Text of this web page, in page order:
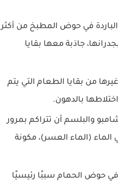
في حوض المطبخ من أكثر
جاذبة معها بقايا
من بقايا الطعام التي يتم
بالدهون.
والبلسم أن تتراكم بمرور
(الماء العسر)، مكونة
حوض الحمام سببًا رئيسيًا